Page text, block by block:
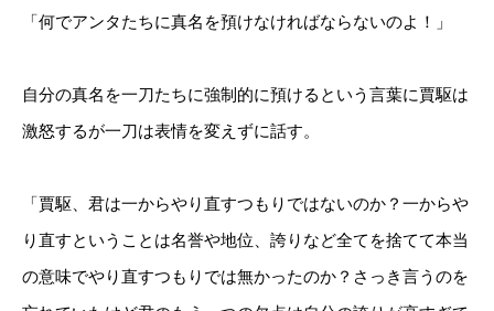
「何でアンタたちに真名を預けなければならないのよ！」
自分の真名を一刀たちに強制的に預けるという言葉に賈駆は
激怒するが一刀は表情を変えずに話す。
「賈駆、君は一からやり直すつもりではないのか？一からや
り直すということは名誉や地位、誇りなど全てを捨てて本当
の意味でやり直すつもりでは無かったのか？さっき言うのを